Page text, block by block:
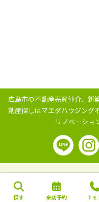
探す 来店予約 ＴＥ
広島市の不動産売買仲介、新
動産探しはマエダハウジング
リノベーショ